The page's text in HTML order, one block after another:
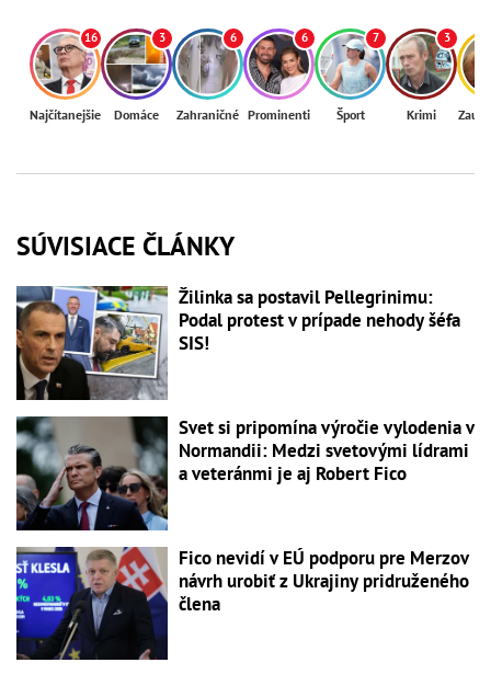
16
Najčítanejšie
3
Domáce
6
Zahraničné
6
Prominenti
7
Šport
3
Krimi
SÚVISIACE ČLÁNKY
Žilinka sa postavil Pellegrinimu:
Podal protest v prípade nehody šéfa
SIS!
Svet si pripomína výročie vylodenia v
Normandii: Medzi svetovými lídrami
a veteránmi je aj Robert Fico
Fico nevidí v EÚ podporu pre Merzov
návrh urobiť z Ukrajiny pridruženého
člena